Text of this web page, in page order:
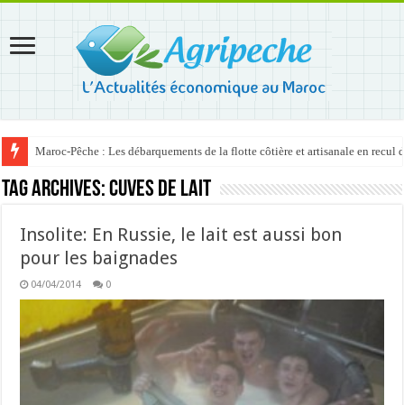
Maroc-Pêche : Les débarquements de la flotte côtière et artisanale en recul
Tag Archives:cuves de lait
Insolite: En Russie, le lait est aussi bon
pour les baignades
04/04/2014 0